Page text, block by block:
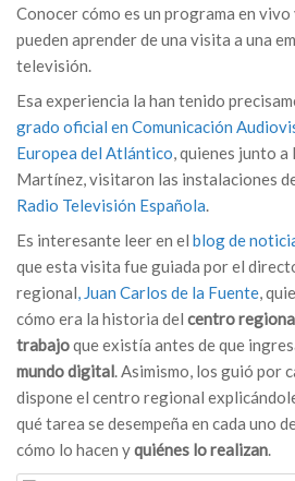
Conocer cómo es un programa en vivo
pueden aprender de una visita a una
televisión.
Esa experiencia la han tenido
grado oficial en Comunicación
Europea del Atlántico, quienes junto
Martínez, visitaron las instalaciones
Radio Televisión Española.
Es interesante leer en el blog de
que esta visita fue guiada por el
regional, Juan Carlos de la Fuente,
cómo era la historia del centro
trabajoque existía antes de que
mundo digital. Asimismo, los guió por
dispone el centro regional
qué tarea se desempeña en cada uno
cómo lo hacen yquiénes lo realizan.